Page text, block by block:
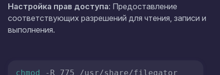
Настройка прав доступа: Предоставление
соответствующих разрешений для чтения, записи и
выполнения.
chmod -R 775 /usr/share/filegator